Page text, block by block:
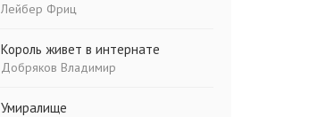
Лейбер Фриц
Король живет в интернате
Добряков Владимир
Умиралище